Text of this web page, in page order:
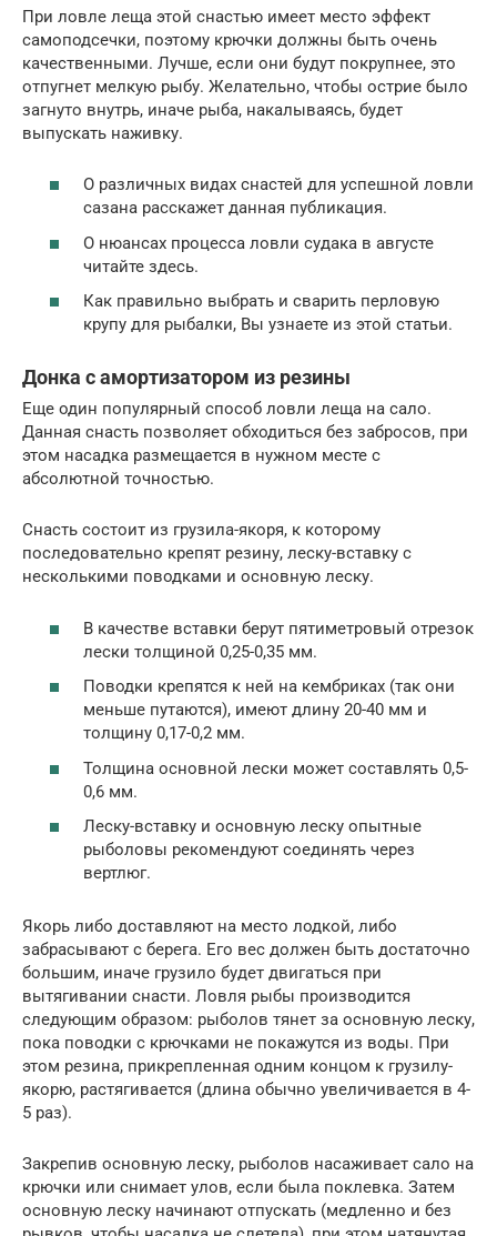
При ловле леща этой снастью имеет место эффект
самоподсечки, поэтому крючки должны быть очень
качественными. Лучше, если они будут покрупнее, это
отпугнет мелкую рыбу. Желательно, чтобы острие было
загнуто внутрь, иначе рыба, накалываясь, будет
выпускать наживку.
О различных видах снастей для успешной ловли
сазана расскажет данная публикация.
О нюансах процесса ловли судака в августе
читайте здесь.
Как правильно выбрать и сварить перловую
крупу для рыбалки, Вы узнаете из этой статьи.
Донка с амортизатором из резины
Еще один популярный способ ловли леща на сало.
Данная снасть позволяет обходиться без забросов, при
этом насадка размещается в нужном месте с
абсолютной точностью.
Снасть состоит из грузила-якоря, к которому
последовательно крепят резину, леску-вставку с
несколькими поводками и основную леску.
В качестве вставки берут пятиметровый отрезок
лески толщиной 0,25-0,35 мм.
Поводки крепятся к ней на кембриках (так они
меньше путаются), имеют длину 20-40 мм и
толщину 0,17-0,2 мм.
Толщина основной лески может составлять 0,5-
0,6 мм.
Леску-вставку и основную леску опытные
рыболовы рекомендуют соединять через
вертлюг.
Якорь либо доставляют на место лодкой, либо
забрасывают с берега. Его вес должен быть достаточно
большим, иначе грузило будет двигаться при
вытягивании снасти. Ловля рыбы производится
следующим образом: рыболов тянет за основную леску,
пока поводки с крючками не покажутся из воды. При
этом резина, прикрепленная одним концом к грузилу-
якорю, растягивается (длина обычно увеличивается в 4-
5 раз).
Закрепив основную леску, рыболов насаживает сало на
крючки или снимает улов, если была поклевка. Затем
основную леску начинают отпускать (медленно и без